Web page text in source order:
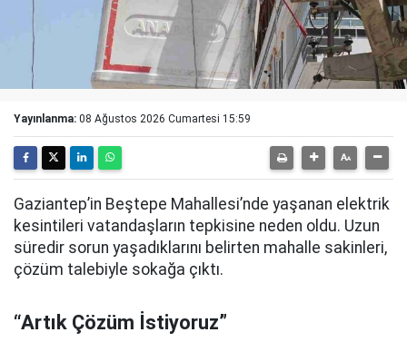
Yayınlanma: 08 Ağustos 2026 Cumartesi 15:59
Gaziantep’in Beştepe Mahallesi’nde yaşanan elektrik
kesintileri vatandaşların tepkisine neden oldu. Uzun
süredir sorun yaşadıklarını belirten mahalle sakinleri,
çözüm talebiyle sokağa çıktı.
“Artık Çözüm İstiyoruz”